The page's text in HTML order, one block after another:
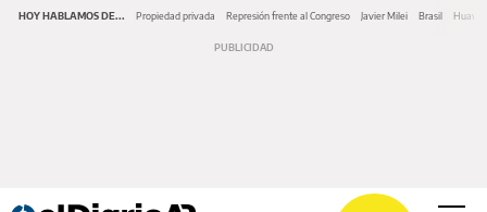
HOY HABLAMOS DE... Propiedad privada Represión frente al Congreso Javier Milei Brasil Huawei